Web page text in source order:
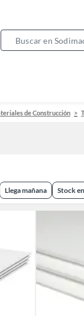
de Construcción
Llega mañana Stock